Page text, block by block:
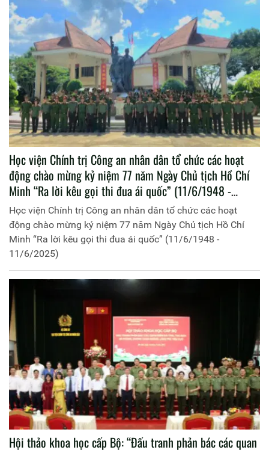
Học viện Chính trị Công an nhân dân tổ chức các hoạt
động chào mừng kỷ niệm 77 năm Ngày Chủ tịch Hồ Chí
Minh “Ra lời kêu gọi thi đua ái quốc” (11/6/1948 -
11/6/2025)
Học viện Chính trị Công an nhân dân tổ chức các hoạt
động chào mừng kỷ niệm 77 năm Ngày Chủ tịch Hồ Chí
Minh “Ra lời kêu gọi thi đua ái quốc” (11/6/1948 -
11/6/2025)
Hội thảo khoa học cấp Bộ: “Đấu tranh phản bác các quan